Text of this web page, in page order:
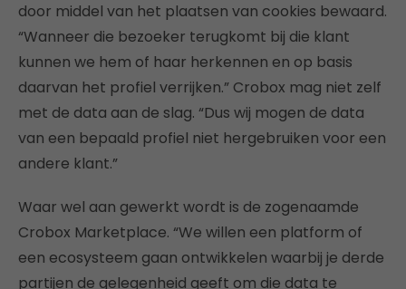
door middel van het plaatsen van cookies bewaard.
“Wanneer die bezoeker terugkomt bij die klant
kunnen we hem of haar herkennen en op basis
daarvan het profiel verrijken.” Crobox mag niet zelf
met de data aan de slag. “Dus wij mogen de data
van een bepaald profiel niet hergebruiken voor een
andere klant.”
Waar wel aan gewerkt wordt is de zogenaamde
Crobox Marketplace. “We willen een platform of
een ecosysteem gaan ontwikkelen waarbij je derde
partijen de gelegenheid geeft om die data te